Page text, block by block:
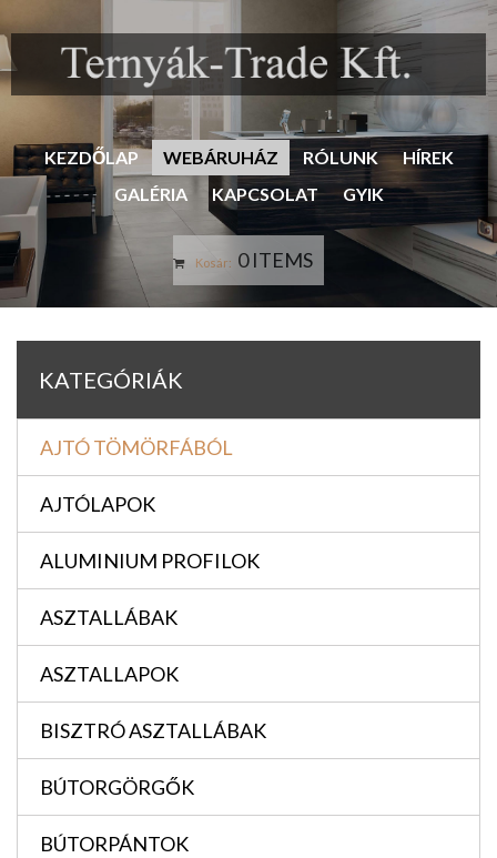
KEZDŐLAP WEBÁRUHÁZ RÓLUNK
HÍREK
GALÉRIA
KAPCSOLAT GYIK
Kosár: 0 ITEMS
KATEGÓRIÁK
AJTÓ TÖMÖRFÁBÓL
AJTÓLAPOK
ALUMINIUM PROFILOK
ASZTALLÁBAK
ASZTALLAPOK
BISZTRÓ ASZTALLÁBAK
BÚTORGÖRGŐK
BÚTORPÁNTOK